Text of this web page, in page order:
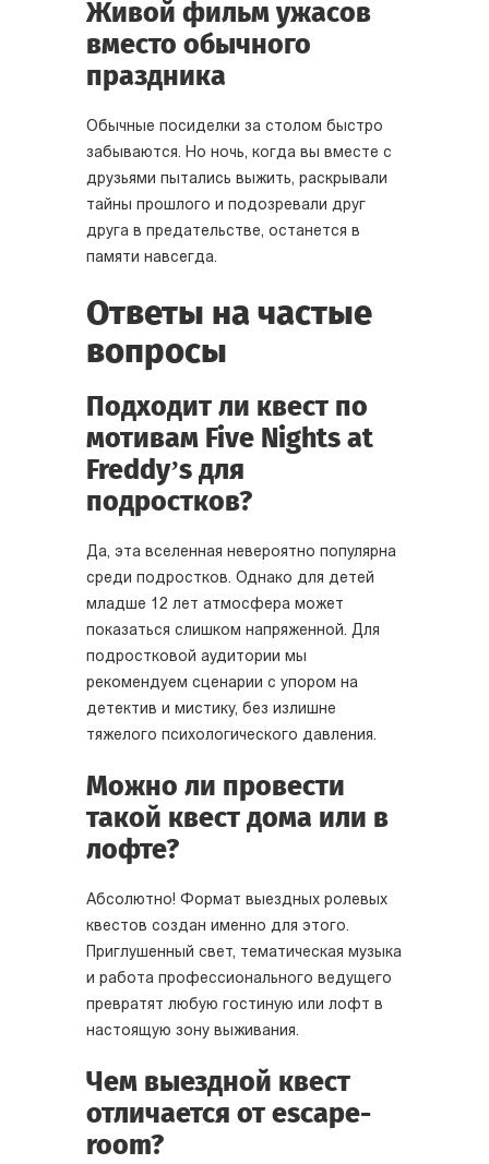
Живой фильм ужасов
вместо обычного
праздника
Обычные посиделки за столом быстро
забываются. Но ночь, когда вы вместе с
друзьями пытались выжить, раскрывали
тайны прошлого и подозревали друг
друга в предательстве, останется в
памяти навсегда.
Ответы на частые
вопросы
Подходит ли квест по
мотивам Five Nights at
Freddy’s для
подростков?
Да, эта вселенная невероятно популярна
среди подростков. Однако для детей
младше 12 лет атмосфера может
показаться слишком напряженной. Для
подростковой аудитории мы
рекомендуем сценарии с упором на
детектив и мистику, без излишне
тяжелого психологического давления.
Можно ли провести
такой квест дома или в
лофте?
Абсолютно! Формат выездных ролевых
квестов создан именно для этого.
Приглушенный свет, тематическая музыка
и работа профессионального ведущего
превратят любую гостиную или лофт в
настоящую зону выживания.
Чем выездной квест
отличается от escape-
room?